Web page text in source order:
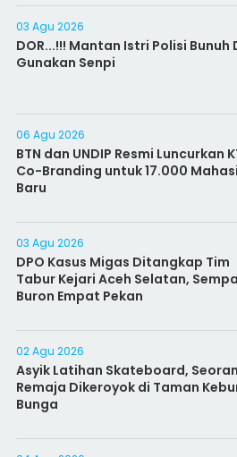
03 Agu 2026
DOR...!!! Mantan Istri Polisi Bunuh
Gunakan Senpi
06 Agu 2026
BTN dan UNDIP Resmi Luncurkan
Co-Branding untuk 17.000
Baru
03 Agu 2026
DPO Kasus Migas Ditangkap Tim
Tabur Kejari Aceh Selatan,
Buron Empat Pekan
02 Agu 2026
Asyik Latihan Skateboard,
Remaja Dikeroyok di Taman
Bunga